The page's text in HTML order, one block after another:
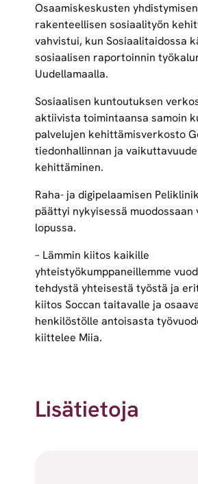
Osaamiskeskusten
rakenteellisen sosiaalityön
vahvistui, kun Sosiaalitaidossa
sosiaalisen raportoinnin
Uudellamaalla.
Sosiaalisen kuntoutuksen
aktiivista toimintaansa samoin
palvelujen kehittämisverkosto
tiedonhallinnan ja
kehittäminen.
Raha- ja digipelaamisen
päättyi nykyisessä muodossaan
lopussa.
– Lämmin kiitos kaikille
yhteistyökumppaneillemme
tehdystä yhteisestä työstä ja
kiitos Soccan taitavalle ja
henkilöstölle antoisasta
kiittelee Miia.
Lisätietoja